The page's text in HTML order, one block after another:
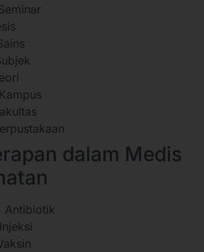
dalam Medis